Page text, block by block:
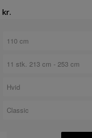
kr.